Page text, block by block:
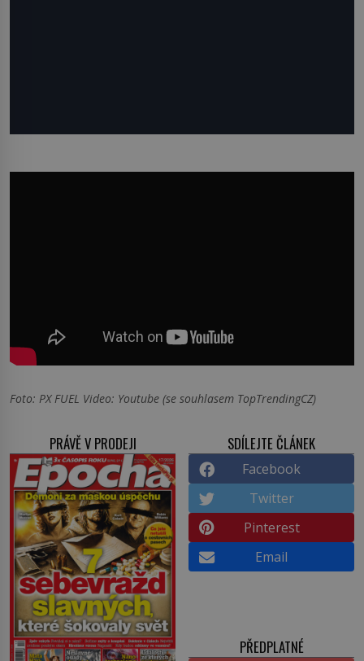
Foto: PX FUEL Video: Youtube (se souhlasem TopTrendingCZ)
PRÁVĚ V PRODEJI SDÍLEJTE ČLÁNEK
Facebook
Twitter
Pinterest
Email
PŘEDPLATNÉ